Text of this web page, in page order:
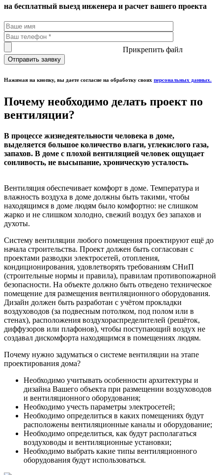
на бесплатный выезд инженера и расчет вашего проекта
Прикрепить файл
Нажимая на кнопку, вы даете согласие на обработку своих персональных данных.
Почему необходимо делать проект по
вентиляции?
В процессе жизнедеятельности человека в доме,
выделяется большое количество влаги, углекислого газа,
запахов. В доме с плохой вентиляцией человек ощущает
сонливость, не высыпание, хроническую усталость.
Вентиляция обеспечивает комфорт в доме. Температура и
влажность воздуха в доме должны быть такими, чтобы
находящимся в доме людям было комфортно: не слишком
жарко и не слишком холодно, свежий воздух без запахов и
духоты.
Систему вентиляции любого помещения проектируют ещё до
начала строительства. Проект должен быть согласован с
проектами разводки электросетей, отопления,
кондиционирования, удовлетворять требованиям СНиП
(строительные нормы и правила), правилам противопожарной
безопасности. На объекте должно быть отведено техническое
помещение для размещения вентиляционного оборудования.
Дизайн должен быть разработан с учётом прокладки
воздуховодов (за подвесным потолком, под полом или в
стенах), расположения воздухораспределителей (решёток,
диффузоров или плафонов), чтобы поступающий воздух не
создавал дискомфорта находящимся в помещениях людям.
Почему нужно задуматься о системе вентиляции на этапе
проектирования дома?
Необходимо учитывать особенности архитектуры и
дизайна Вашего объекта при размещении воздуховодов
и вентиляционного оборудования;
Необходимо учесть параметры электросетей;
Необходимо определиться в каких помещениях будут
расположены вентиляционные каналы и оборудование;
Необходимо определиться, как будут располагаться
воздуховоды и вентиляционные установки;
Необходимо выбрать какие типы вентиляционного
оборудования будут использоваться.